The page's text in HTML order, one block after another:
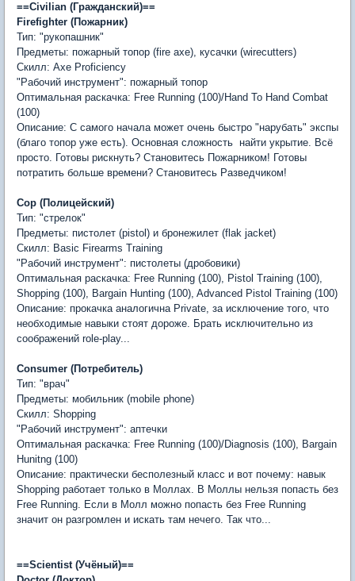
==Civilian (Гражданский)==
Firefighter (Пожарник)
Тип: "рукопашник"
Предметы: пожарный топор (fire axe), кусачки (wirecutters)
Скилл: Axe Proficiency
"Рабочий инструмент": пожарный топор
Оптимальная раскачка: Free Running (100)/Hand To Hand Combat
(100)
Описание: С самого начала может очень быстро "нарубать" экспы
(благо топор уже есть). Основная сложность  найти укрытие. Всё
просто. Готовы рискнуть? Становитесь Пожарником! Готовы
потратить больше времени? Становитесь Разведчиком!
Cop (Полицейский)
Тип: "стрелок"
Предметы: пистолет (pistol) и бронежилет (flak jacket)
Скилл: Basic Firearms Training
"Рабочий инструмент": пистолеты (дробовики)
Оптимальная раскачка: Free Running (100), Pistol Training (100),
Shopping (100), Bargain Hunting (100), Advanced Pistol Training (100)
Описание: прокачка аналогична Private, за исключение того, что
необходимые навыки стоят дороже. Брать исключительно из
соображений role-play...
Consumer (Потребитель)
Тип: "врач"
Предметы: мобильник (mobile phone)
Скилл: Shopping
"Рабочий инструмент": аптечки
Оптимальная раскачка: Free Running (100)/Diagnosis (100), Bargain
Hunitng (100)
Описание: практически бесполезный класс и вот почему: навык
Shopping работает только в Моллах. В Моллы нельзя попасть без
Free Running. Если в Молл можно попасть без Free Running 
значит он разгромлен и искать там нечего. Так что...
==Scientist (Учёный)==